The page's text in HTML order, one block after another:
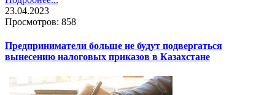
23.04.2023
Просмотров: 858
Предприниматели больше не будут подвергаться
вынесению налоговых приказов в Казахстане